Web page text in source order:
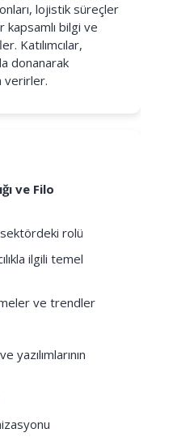
lojistik süreçler
kapsamlı bilgi ve
Katılımcılar,
donanarak
verirler.
ve Filo
sektördeki rolü
ilgili temel
ve trendler